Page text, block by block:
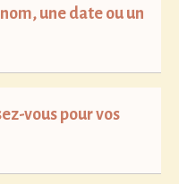
une date ou un
vous pour vos